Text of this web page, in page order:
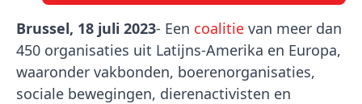
Brussel, 18 juli 2023- Een coalitie van meer dan
450 organisaties uit Latijns-Amerika en Europa,
waaronder vakbonden, boerenorganisaties,
sociale bewegingen, dierenactivisten en